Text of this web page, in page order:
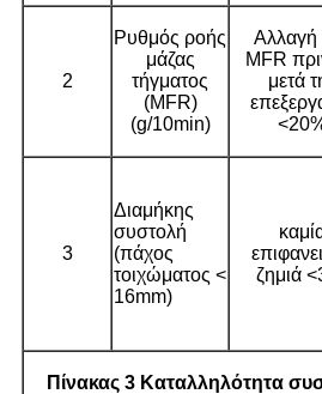
2
Ρυθμός ροής
μάζας
τήγματος
(MFR)
(g/10min)
Αλλαγή
MFR
μετά
3
Διαμήκης
συστολή
(πάχος
τοιχώματος <
16mm)
ζημιά
Πίνακας 3 Καταλληλότητα